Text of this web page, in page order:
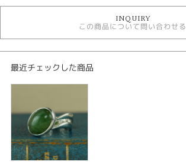
デジタルジュエリージュエリー
紹介文
デジタルジュエリー®リフォーム
素材：シルバー925
サイズ：幅約14mm
加工：鏡面仕上げ
宝石：ヒスイ
INQUIRY
この商品について問い合わせる
最近チェックした商品